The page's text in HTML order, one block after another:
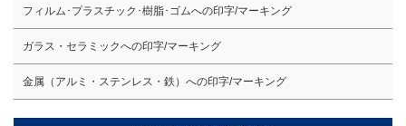
フィルム･プラスチック･樹脂･ゴムへの印字/マーキング
ガラス・セラミックへの印字/マーキング
金属（アルミ・ステンレス・鉄）への印字/マーキング